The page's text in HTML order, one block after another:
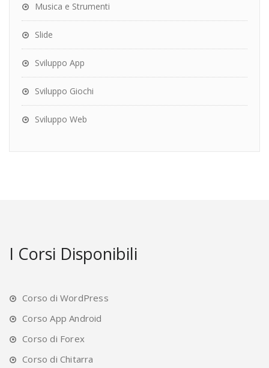
Musica e Strumenti
Slide
Sviluppo App
Sviluppo Giochi
Sviluppo Web
I Corsi Disponibili
Corso di WordPress
Corso App Android
Corso di Forex
Corso di Chitarra